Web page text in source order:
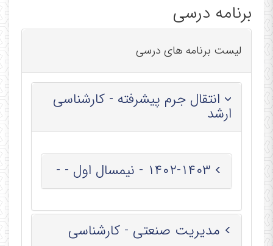
برنامه درسی
لیست برنامه های درسی
انتقال جرم پیشرفته - کارشناسی
ارشد
۱۴۰۲-۱۴۰۳ - نیمسال اول - -
مدیریت صنعتی - کارشناسی